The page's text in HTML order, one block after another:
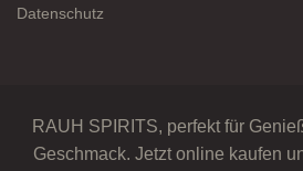
Datenschutz
RAUH SPIRITS, perfekt für
Geschmack. Jetzt online kaufen